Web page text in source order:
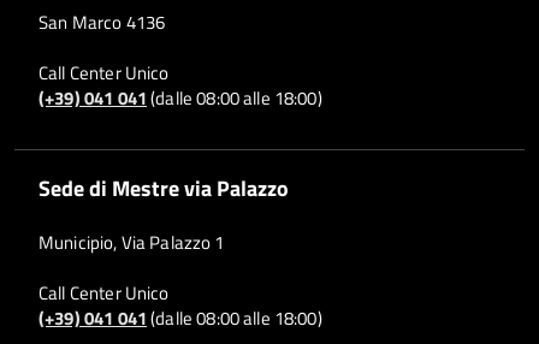
San Marco 4136
Call Center Unico
(+39) 041 041(dalle 08:00 alle 18:00)
Sede di Mestre via Palazzo
Municipio, Via Palazzo 1
Call Center Unico
(+39) 041 041(dalle 08:00 alle 18:00)